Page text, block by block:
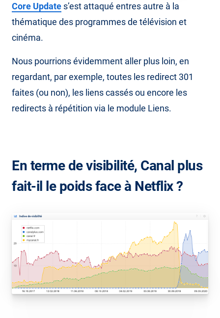
Core Update s’est attaqué entres autre à la
thématique des programmes de télévision et
cinéma.
Nous pourrions évidemment aller plus loin, en
regardant, par exemple, toutes les redirect 301
faites (ou non), les liens cassés ou encore les
redirects à répétition via le module Liens.
En terme de visibilité, Canal plus
fait-il le poids face à Netflix ?